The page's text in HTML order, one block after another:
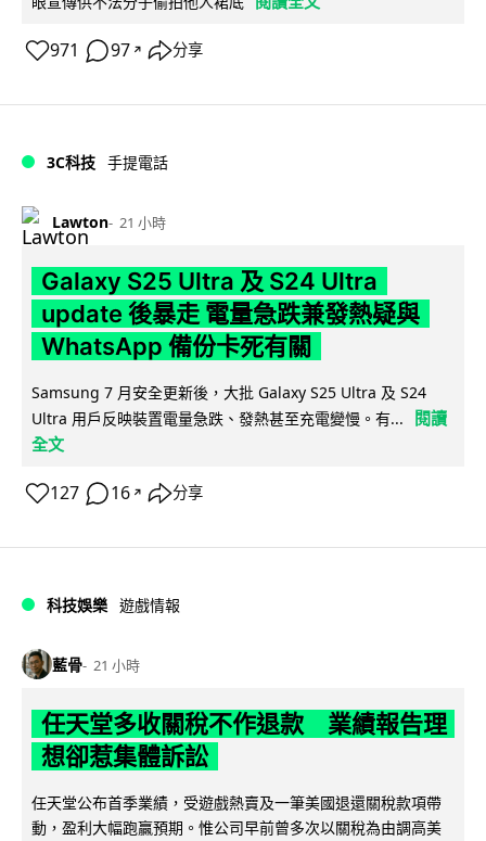
971 97 ↗ 分享
3C科技 手提電話
Lawton 21 小時
Galaxy S25 Ultra 及 S24 Ultra
update 後暴走 電量急跌兼發熱疑與
WhatsApp 備份卡死有關
Samsung 7 月安全更新後，大批 Galaxy S25 Ultra 及 S24
Ultra 用戶反映裝置電量急跌、發熱甚至充電變慢。有...
閱讀
全文
127 16 ↗ 分享
科技娛樂 遊戲情報
藍骨 21 小時
任天堂多收關稅不作退款 業績報告理
想卻惹集體訴訟
任天堂公布首季業績，受遊戲熱賣及一筆美國退還關稅款項帶
動，盈利大幅跑贏預期。惟公司早前曾多次以關稅為由調高美